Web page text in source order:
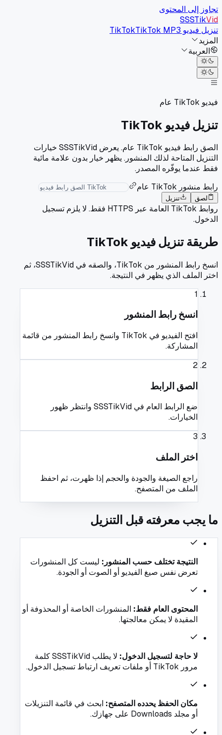
تجاوز إلى المحتوى
SSSTikVid
تنزيل فيديو TikTok TikTok MP3
المزيد
العربية
فيديو TikTok عام
تنزيل فيديو TikTok
الصق رابط فيديو TikTok عام. يعرض SSSTikVid خيارات
التنزيل المتاحة لذلك المنشور. يظهر خيار بدون علامة مائية
فقط عندما يوفّره المصدر.
رابط منشور TikTok عام
لصق تنزيل
روابط TikTok العامة عبر HTTPS فقط. لا يلزم تسجيل
الدخول.
طريقة تنزيل فيديو TikTok
انسخ رابط المنشور من TikTok، والصقه في SSSTikVid، ثم
اختر الملف الذي يظهر في النتيجة.
1
انسخ رابط المنشور
افتح الفيديو في TikTok وانسخ رابط المنشور من قائمة
المشاركة.
2
الصق الرابط
ضع الرابط العام في SSSTikVid وانتظر ظهور
الخيارات.
3
اختر الملف
راجع الصيغة والجودة والحجم إذا ظهرت، ثم احفظ
الملف من المتصفح.
ما يجب معرفته قبل التنزيل
النتيجة تختلف حسب المنشور : ليست كل المنشورات
تعرض نفس صيغ الفيديو أو الصوت أو الجودة.
المحتوى العام فقط: المنشورات الخاصة أو المحذوفة أو
المقيدة لا يمكن معالجتها.
لا حاجة لتسجيل الدخول:
لا يطلب SSSTikVid كلمة
مرور TikTok أو ملفات تعريف ارتباط تسجيل الدخول.
مكان الحفظ يحدده المتصفح: ابحث في قائمة التنزيلات
أو مجلد Downloads على جهازك.